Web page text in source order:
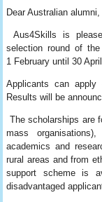
Dear Australian alumni,
Aus4Skills is
selection round of
1 February until 30
Applicants can apply
Results will be
The scholarships are
mass
academics and
rural areas and from
support scheme is
disadvantaged